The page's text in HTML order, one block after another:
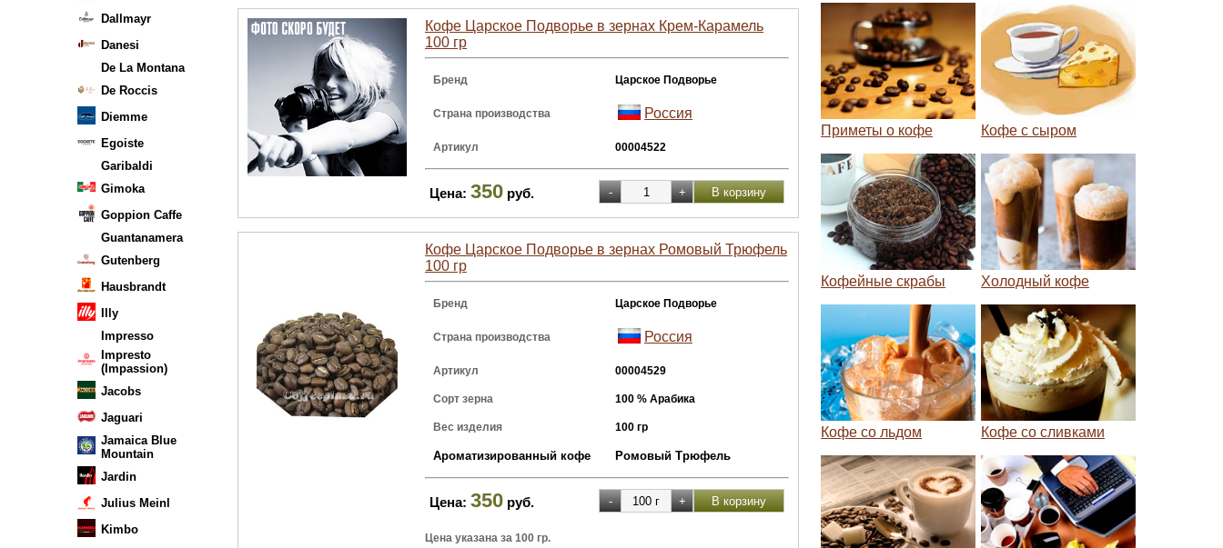
Dallmayr
Danesi
De La Montana
De Roccis
Diemme
Egoiste
Garibaldi
Gimoka
Goppion Caffe
Guantanamera
Gutenberg
Hausbrandt
Illy
Impresso
Impresto
(Impassion)
Jacobs
Jaguari
Jamaica Blue
Mountain
Jardin
Julius Meinl
Kimbo
Кофе Царское Подворье в зернах Крем-Карамель
100 гр
Бренд Царское Подворье
Страна производства Россия
Артикул 00004522
Цена: 350 руб.
Кофе Царское Подворье в зернах Ромовый Трюфель
100 гр
Бренд Царское Подворье
Страна производства Россия
Артикул 00004529
Сорт зерна 100 % Арабика
Вес изделия 100 гр
Ароматизированный кофе Ромовый Трюфель
Цена: 350 руб.
Цена указана за 100 гр.
Приметы о кофе Кофе с сыром
Кофейные скрабы Холодный кофе
Кофе со льдом Кофе со сливками